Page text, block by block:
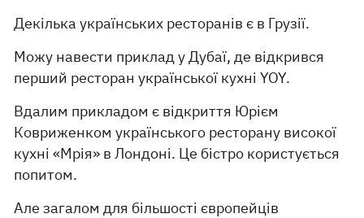
Декілька українських ресторанів є в Грузії.
Можу навести приклад у Дубаї, де відкрився
перший ресторан української кухні YOY.
Вдалим прикладом є відкриття Юрієм
Ковриженком українського ресторану високої
кухні «Мрія» в Лондоні. Це бістро користується
попитом.
Але загалом для більшості європейців